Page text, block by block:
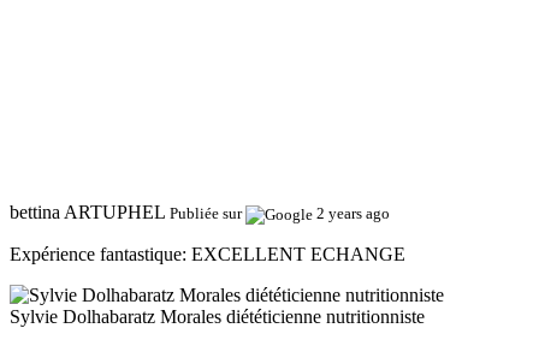
bettina ARTUPHEL Publiée sur 2 years ago
Expérience fantastique: EXCELLENT ECHANGE
Sylvie Dolhabaratz Morales diététicienne nutritionniste